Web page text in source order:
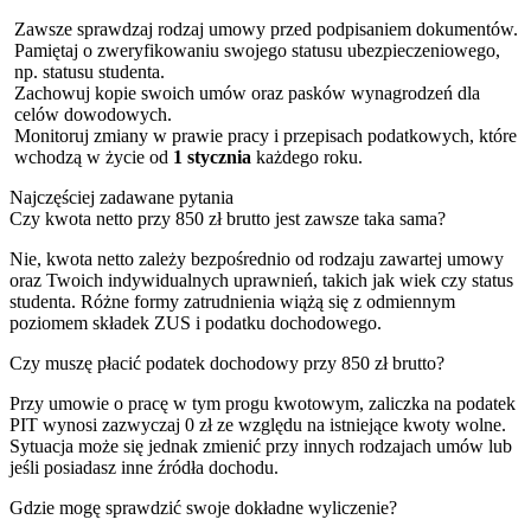
Zawsze sprawdzaj rodzaj umowy przed podpisaniem dokumentów.
Pamiętaj o zweryfikowaniu swojego statusu ubezpieczeniowego,
np. statusu studenta.
Zachowuj kopie swoich umów oraz pasków wynagrodzeń dla
celów dowodowych.
Monitoruj zmiany w prawie pracy i przepisach podatkowych, które
wchodzą w życie od 1 stycznia każdego roku.
Najczęściej zadawane pytania
Czy kwota netto przy 850 zł brutto jest zawsze taka sama?
Nie, kwota netto zależy bezpośrednio od rodzaju zawartej umowy
oraz Twoich indywidualnych uprawnień, takich jak wiek czy status
studenta. Różne formy zatrudnienia wiążą się z odmiennym
poziomem składek ZUS i podatku dochodowego.
Czy muszę płacić podatek dochodowy przy 850 zł brutto?
Przy umowie o pracę w tym progu kwotowym, zaliczka na podatek
PIT wynosi zazwyczaj 0 zł ze względu na istniejące kwoty wolne.
Sytuacja może się jednak zmienić przy innych rodzajach umów lub
jeśli posiadasz inne źródła dochodu.
Gdzie mogę sprawdzić swoje dokładne wyliczenie?